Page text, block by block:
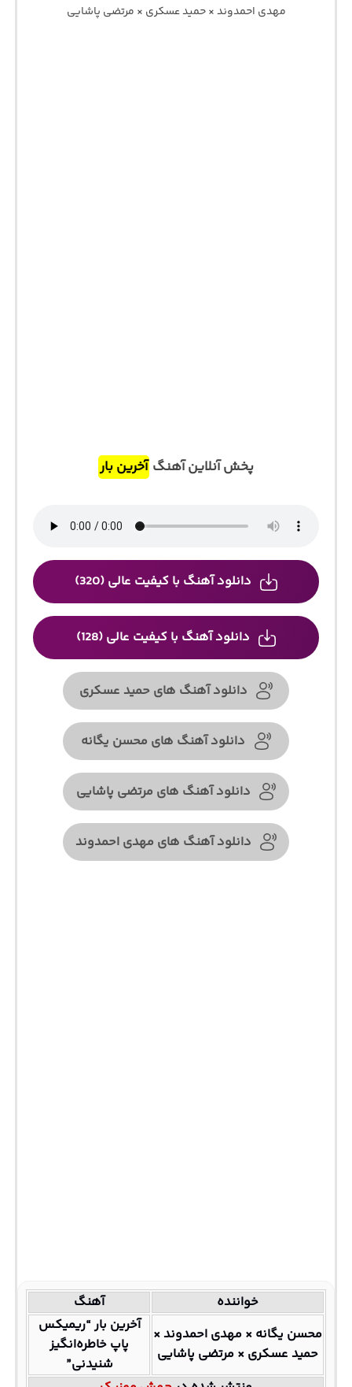
مهدی احمدوند × حمید عسکری × مرتضی پاشایی
پخش آنلاین آهنگ آخرین بار
دانلود آهنگ با کیفیت عالی (320)
دانلود آهنگ با کیفیت عالی (128)
دانلود آهنگ های حمید عسکری
دانلود آهنگ های محسن یگانه
دانلود آهنگ های مرتضی پاشایی
دانلود آهنگ های مهدی احمدوند
خواننده
آهنگ
محسن یگانه × مهدی احمدوند ×
حمید عسکری × مرتضی پاشایی
آخرین بار “ریمیکس
پاپ خاطره‌انگیز
شنیدنی”